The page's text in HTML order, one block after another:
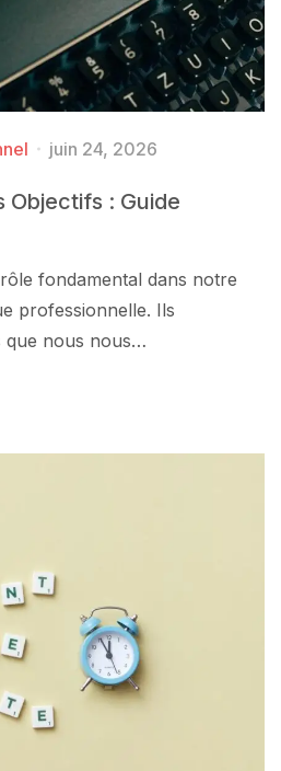
juin 24, 2026
Objectifs : Guide
fondamental dans notre
professionnelle. Ils
que nous nous…